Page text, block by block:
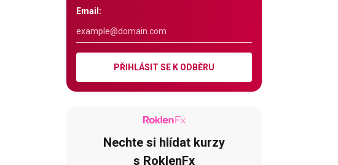
Email:
PŘIHLÁSIT SE K ODBĚRU
Nechte si hlídat kurzy
s RoklenFx